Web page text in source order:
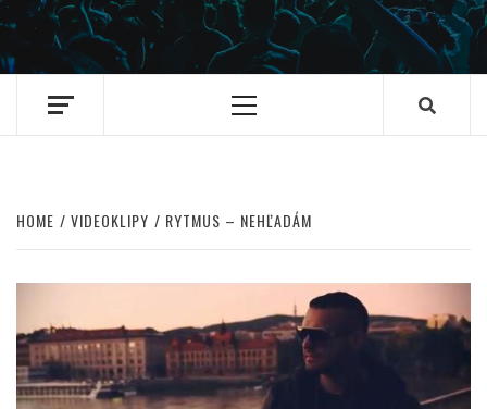
Primary
HOME VIDEOKLIPY RYTMUS – NEHĽADÁM